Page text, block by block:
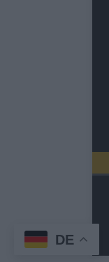
DE